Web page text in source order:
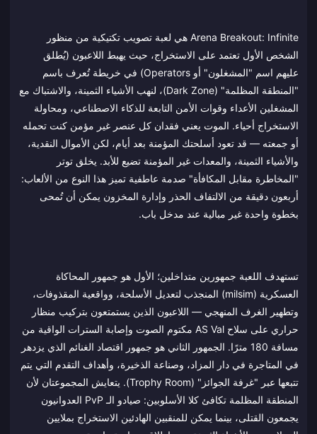
Arena Breakout: Infinite هي لعبة تصويب تكتيكية من منظور
الشخص الأول تعتمد على الاستخراج، حيث يهبط اللاعبون (يُطلق
عليهم اسم "المشغلون" أو Operators) في خريطة تُعرف باسم
"المنطقة المظلمة" (Dark Zone)، لنهب الأشياء الثمينة، والاشتباك مع
المشغلين الأعداء وقوات الأمن التابعة للذكاء الاصطناعي، ومحاولة
الاستخراج أحياء. الموت يعني فقدان كل عنصر غير مؤمن كنت تحمله
أو جمعته — قد تعود أسلحتك المؤمنة بعد أيام، لكن الأموال النقدية،
والأشياء الثمينة، والمعدات غير المؤمنة تضيع للأبد. يخلق توتر
"المخاطرة مقابل المكافأة" صدمة عاطفية تميز هذا النوع من الألعاب:
أربعون دقيقة من الالتفاف الحذر وإدارة المخزون يمكن أن تُمحى
بخطوة واحدة غير مبالية عند مدخل باب.
تستهدف اللعبة جمهورين متداخلين؛ الأول هو جمهور المحاكاة
العسكرية (milsim) المنجذب لتعديل الأسلحة، وواقعية المقذوفات،
وتطهير الغرف المنهجي — اللاعبون الذين يستمتعون بتركيب منظار
حراري على سلاح AS Val مكتوم الصوت وإصابة السترات الواقية من
مسافة 180 مترًا. الجمهور الثاني هو جمهور اقتصاد الغنائم الذي يزدهر
في المتاجرة في دار المزاد، وصناعة الذخيرة، وأهداف التقدم التي يتم
تتبعها عبر "غرفة الجوائز" (Trophy Room). يتعايش المجموعتان لأن
المنطقة المظلمة تكافئ كلا الأسلوبين: صيادو الـ PvP العدوانيون
يجمعون القتلى، بينما يمكن للمنقبين الهادئين الاستخراج بملايين